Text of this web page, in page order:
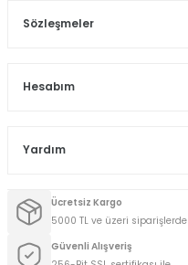
Sözleşmeler
Hesabım
Yardım
Ücretsiz Kargo
5000 TL ve üzeri siparişlerde
Güvenli Alışveriş